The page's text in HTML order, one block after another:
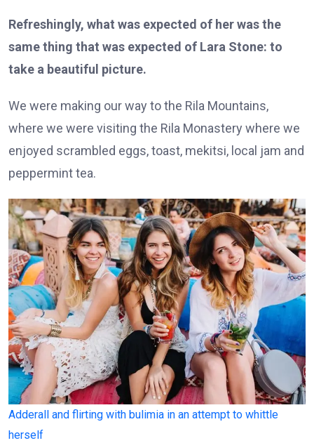
Refreshingly, what was expected of her was the
same thing that was expected of Lara Stone: to
take a beautiful picture.
We were making our way to the Rila Mountains,
where we were visiting the Rila Monastery where we
enjoyed scrambled eggs, toast, mekitsi, local jam and
peppermint tea.
Adderall and flirting with bulimia in an attempt to whittle
herself